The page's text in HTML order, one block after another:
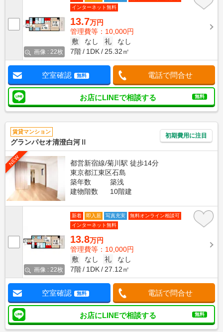
画像 : 22枚
インターネット無料
13.7万円
管理費等：10,000円
敷
なし 礼
なし
7階
1DK 25.32㎡
空室確認 無料 電話で問合せ
お店にLINEで相談する 無料
賃貸マンション
グランパセオ清澄白河Ⅱ
初期費用に注目
NEW
都営新宿線/菊川駅 徒歩14分
東京都江東区石島
築年数
築浅
建物階数
10階建
画像 : 22枚
新着 即入居 写真充実
無料オンライン相談可
インターネット無料
13.8万円
管理費等：10,000円
敷
なし 礼
なし
7階
1DK 27.12㎡
空室確認 無料 電話で問合せ
お店にLINEで相談する 無料